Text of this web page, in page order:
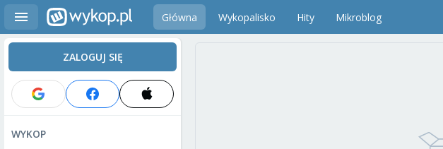
Główna Wykopalisko Hity Mikroblog
ZALOGUJ SIĘ
WYKOP